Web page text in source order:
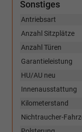
Sonstiges
Antriebsart
Anzahl Sitzplätze
Anzahl Türen
Garantieleistung
HU/AU neu
Innenausstattung
Kilometerstand
Nichtraucher-